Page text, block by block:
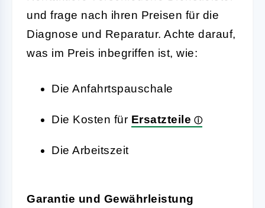
und frage nach ihren Preisen für die
Diagnose und Reparatur. Achte darauf,
was im Preis inbegriffen ist, wie:
Die Anfahrtspauschale
Die Kosten für Ersatzteile
Die Arbeitszeit
Garantie und Gewährleistung